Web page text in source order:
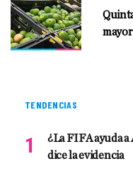
mayor
TENDENCIAS
¿La FIFA ayuda
dice la evidencia